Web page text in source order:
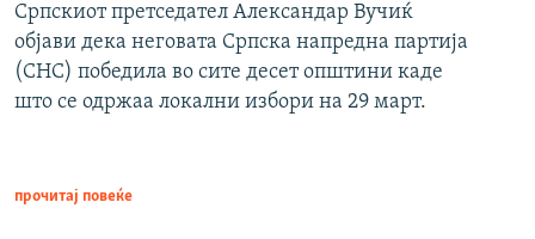
Српскиот претседател Александар Вучиќ
објави дека неговата Српска напредна партија
(СНС) победила во сите десет општини каде
што се одржаа локални избори на 29 март.
прочитај повеќе